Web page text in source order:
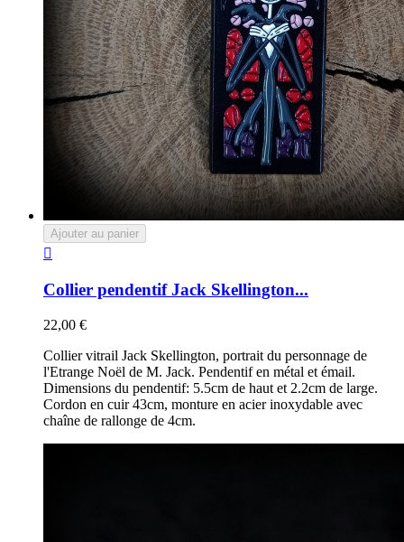
Ajouter au panier

Collier pendentif Jack Skellington...
22,00 €
Collier vitrail Jack Skellington, portrait du personnage de
l'Etrange Noël de M. Jack. Pendentif en métal et émail.
Dimensions du pendentif: 5.5cm de haut et 2.2cm de large.
Cordon en cuir 43cm, monture en acier inoxydable avec
chaîne de rallonge de 4cm.